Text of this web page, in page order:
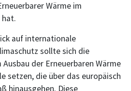
Wärme im
hat.
auf internationale
sollte sich die
der Erneuerbaren Wärme
setzen, die über das europäisch
hinausgehen. Diese